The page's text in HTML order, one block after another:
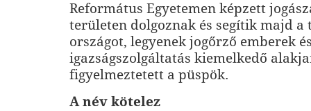
Református Egyetemen képzett
területen dolgoznak és segítik majd a
országot, legyenek jogőrző emberek
igazságszolgáltatás kiemelkedő
figyelmeztetett a püspök.
A név kötelez